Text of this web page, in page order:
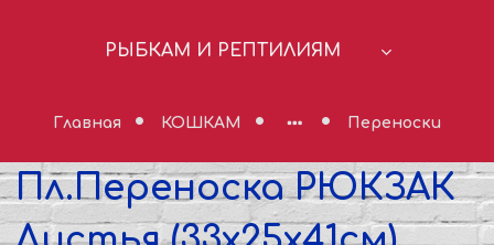
РЫБКАМ И РЕПТИЛИЯМ
Главная КОШКАМ Переноски
Пл.Переноска РЮКЗАК